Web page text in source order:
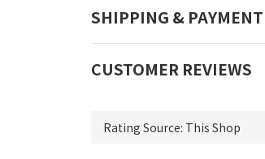
SHIPPING & PAYMENT
CUSTOMER REVIEWS